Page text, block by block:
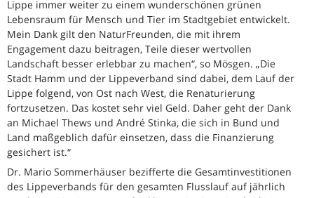
Lippe immer weiter zu einem wunderschönen grünen
Lebensraum für Mensch und Tier im Stadtgebiet entwickelt.
Mein Dank gilt den NaturFreunden, die mit ihrem
Engagement dazu beitragen, Teile dieser wertvollen
Landschaft besser erlebbar zu machen“, so Mösgen. „Die
Stadt Hamm und der Lippeverband sind dabei, dem Lauf der
Lippe folgend, von Ost nach West, die Renaturierung
fortzusetzen. Das kostet sehr viel Geld. Daher geht der Dank
an Michael Thews und André Stinka, die sich in Bund und
Land maßgeblich dafür einsetzen, dass die Finanzierung
gesichert ist.“
Dr. Mario Sommerhäuser bezifferte die Gesamtinvestitionen
des Lippeverbands für den gesamten Flusslauf auf jährlich